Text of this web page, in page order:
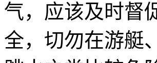
气，应该及时督
全，切勿在游艇